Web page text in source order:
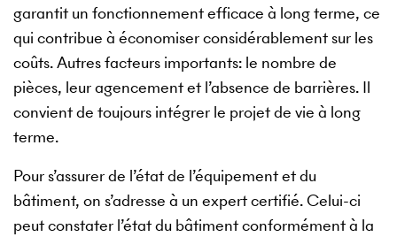
garantit un fonctionnement efficace à long terme, ce
qui contribue à économiser considérablement sur les
coûts. Autres facteurs importants: le nombre de
pièces, leur agencement et l’absence de barrières. Il
convient de toujours intégrer le projet de vie à long
terme.
Pour s’assurer de l’état de l’équipement et du
bâtiment, on s’adresse à un expert certifié. Celui-ci
peut constater l’état du bâtiment conformément à la